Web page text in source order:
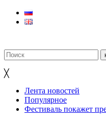
╳
Лента новостей
Популярное
Фестиваль покажет